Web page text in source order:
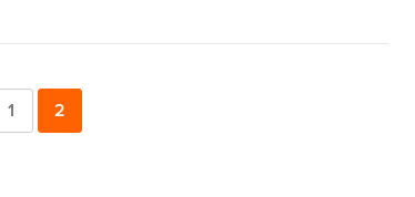
Seite
1 Seite
2